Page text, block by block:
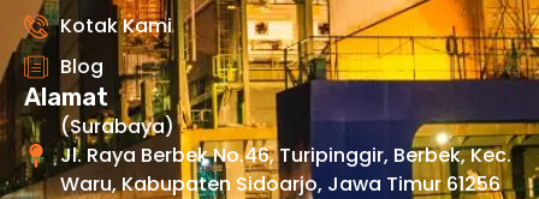
Kotak Kami
Blog
Alamat
(Surabaya)
Jl. Raya Berbek No.46, Turipinggir, Berbek, Kec.
Waru, Kabupaten Sidoarjo, Jawa Timur 61256